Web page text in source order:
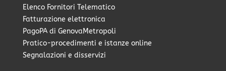
Elenco Fornitori Telematico
Fatturazione elettronica
PagoPA di GenovaMetropoli
Pratico-procedimenti e istanze online
Segnalazioni e disservizi